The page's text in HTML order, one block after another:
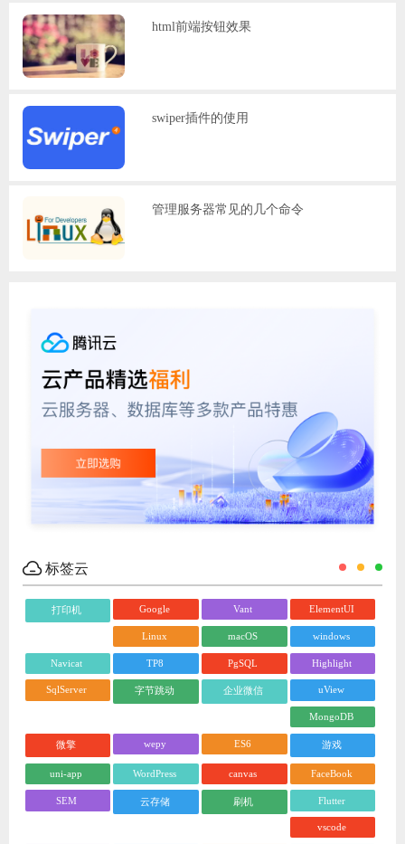
html前端按钮效果
swiper插件的使用
管理服务器常见的几个命令
标签云
打印机 Google Vant ElementUI
Linux macOS windows
Navicat TP8 PgSQL Highlight
SqlServer 字节跳动 企业微信 uView
MongoDB
微擎 wepy ES6 游戏
uni-app WordPress canvas FaceBook
SEM 云存储 刷机 Flutter
vscode